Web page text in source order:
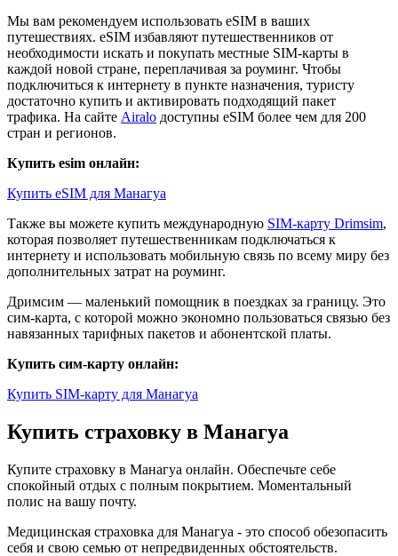
Мы вам рекомендуем использовать eSIM в ваших
путешествиях. eSIM избавляют путешественников от
необходимости искать и покупать местные SIM-карты в
каждой новой стране, переплачивая за роуминг. Чтобы
подключиться к интернету в пункте назначения, туристу
достаточно купить и активировать подходящий пакет
трафика. На сайте Airalo доступны eSIM более чем для 200
стран и регионов.
Купить esim онлайн:
Купить eSIM для Манагуа
Также вы можете купить международную SIM-карту Drimsim,
которая позволяет путешественникам подключаться к
интернету и использовать мобильную связь по всему миру без
дополнительных затрат на роуминг.
Дримсим — маленький помощник в поездках за границу. Это
сим-карта, с которой можно экономно пользоваться связью без
навязанных тарифных пакетов и абонентской платы.
Купить сим-карту онлайн:
Купить SIM-карту для Манагуа
Купить страховку в Манагуа
Купите страховку в Манагуа онлайн. Обеспечьте себе
спокойный отдых с полным покрытием. Моментальный
полис на вашу почту.
Медицинская страховка для Манагуа - это способ обезопасить
себя и свою семью от непредвиденных обстоятельств.